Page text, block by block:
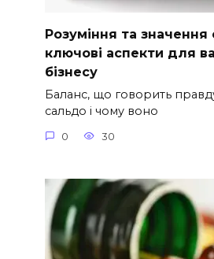
Розуміння та значення
ключові аспекти для
бізнесу
Баланс, що говорить
сальдо і чому воно
0 30